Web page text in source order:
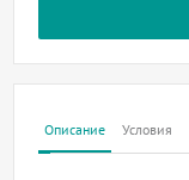
Описание Условия